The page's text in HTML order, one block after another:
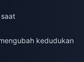
kedudukan